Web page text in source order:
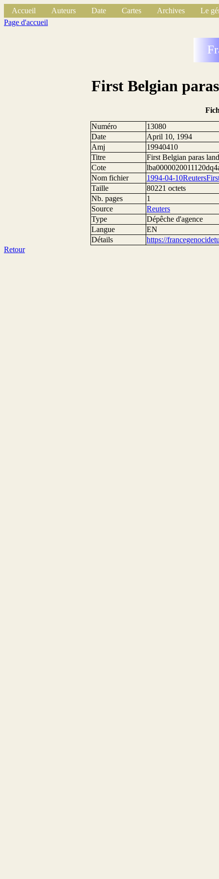
Accueil Auteurs Date Cartes Archives
Le
Page d'accueil
First Belgian
Numéro
13080
Date
April 10, 1994
Amj
19940410
Titre
First Belgian paras
Cote
Nom fichier
1994-04-
Taille
80221 octets
Nb. pages
1
Source
Reuters
Type
Dépêche d'agence
Langue
EN
Détails
https://
Retour